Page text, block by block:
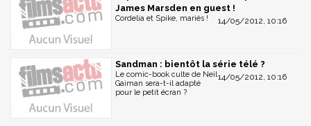
James Marsden en guest !
14/05/2012, 10:16
Cordelia et Spike, mariés !
Sandman : bientôt la série télé ?
14/05/2012, 10:16
Le comic-book culte de Neil
Gaiman sera-t-il adapté
pour le petit écran ?